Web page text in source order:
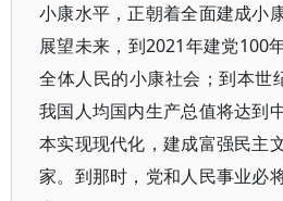
小康水平，正朝着全面建成小
展望未来，到2021年建党100
全体人民的小康社会；到本世
我国人均国内生产总值将达到
本实现现代化，建成富强民主
家。到那时，党和人民事业必